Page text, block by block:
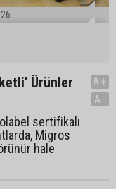
Ürünler
sertifikalı
Migros
hale
A+
A-